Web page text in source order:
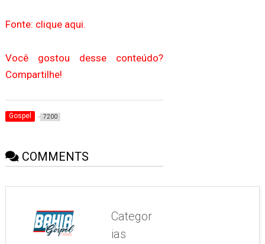
Fonte: clique aqui.
Você gostou desse conteúdo?
Compartilhe!
Gospel 7200
COMMENTS
Categor
ias